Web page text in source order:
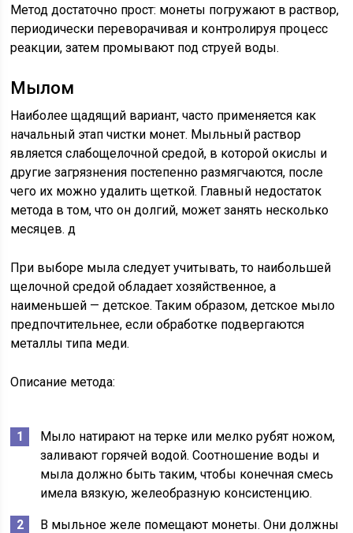
Метод достаточно прост: монеты погружают в раствор,
периодически переворачивая и контролируя процесс
реакции, затем промывают под струей воды.
Мылом
Наиболее щадящий вариант, часто применяется как
начальный этап чистки монет. Мыльный раствор
является слабощелочной средой, в которой окислы и
другие загрязнения постепенно размягчаются, после
чего их можно удалить щеткой. Главный недостаток
метода в том, что он долгий, может занять несколько
месяцев. д
При выборе мыла следует учитывать, то наибольшей
щелочной средой обладает хозяйственное, а
наименьшей — детское. Таким образом, детское мыло
предпочтительнее, если обработке подвергаются
металлы типа меди.
Описание метода:
Мыло натирают на терке или мелко рубят ножом,
заливают горячей водой. Соотношение воды и
мыла должно быть таким, чтобы конечная смесь
имела вязкую, желеобразную консистенцию.
В мыльное желе помещают монеты. Они должны